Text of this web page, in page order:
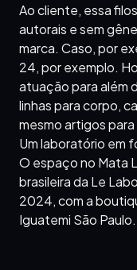
Ao cliente, essa
autorais e sem
marca. Caso, por
24, por exemplo.
atuação para além
linhas para corpo,
mesmo artigos
Um laboratório em
O espaço no Mata
brasileira da Le
2024, com a
Iguatemi São Paulo.